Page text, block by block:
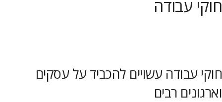
חוקי עבודה
חוקי עבודה עשויים להכביד על עסקים
וארגונים רבים